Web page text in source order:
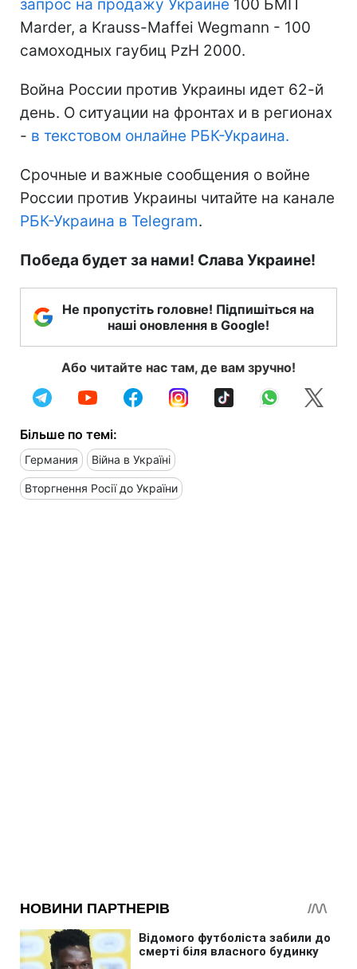
запрос на продажу Украине 100 БМП
Marder, а Krauss-Maffei Wegmann - 100
самоходных гаубиц PzH 2000.
Война России против Украины идет 62-й
день. О ситуации на фронтах и в регионах
- в текстовом онлайне РБК-Украина.
Срочные и важные сообщения о войне
России против Украины читайте на канале
РБК-Украина в Telegram.
Победа будет за нами! Слава Украине!
Не пропустіть головне! Підпишіться на
наші оновлення в Google!
Або читайте нас там, де вам зручно!
Більше по темі:
Германия Війна в Україні
Вторгнення Росії до України